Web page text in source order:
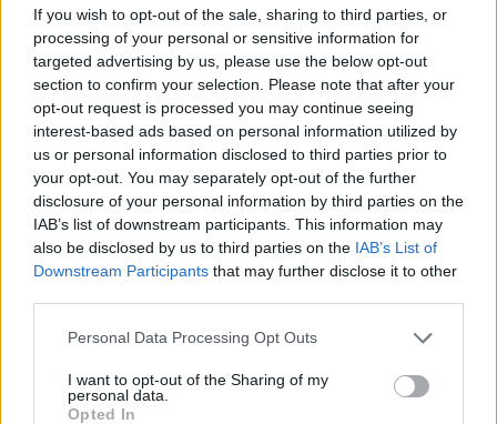
If you wish to opt-out of the sale, sharing to third parties, or
processing of your personal or sensitive information for
targeted advertising by us, please use the below opt-out
section to confirm your selection. Please note that after your
opt-out request is processed you may continue seeing
interest-based ads based on personal information utilized by
us or personal information disclosed to third parties prior to
your opt-out. You may separately opt-out of the further
disclosure of your personal information by third parties on the
IAB’s list of downstream participants. This information may
also be disclosed by us to third parties on the IAB’s List of
Downstream Participants that may further disclose it to other
Personal Data Processing Opt Outs
I want to opt-out of the Sharing of my
personal data.
Opted In
víz, csak víz legyen” |
Holnapután
Greendex 55:58
az ember
Greendex
Pár éven belül
szivacsvárosokká kellene
alakítanunk a településeinket –
Podcast
PODCAST Novák Zsombor 2 perc